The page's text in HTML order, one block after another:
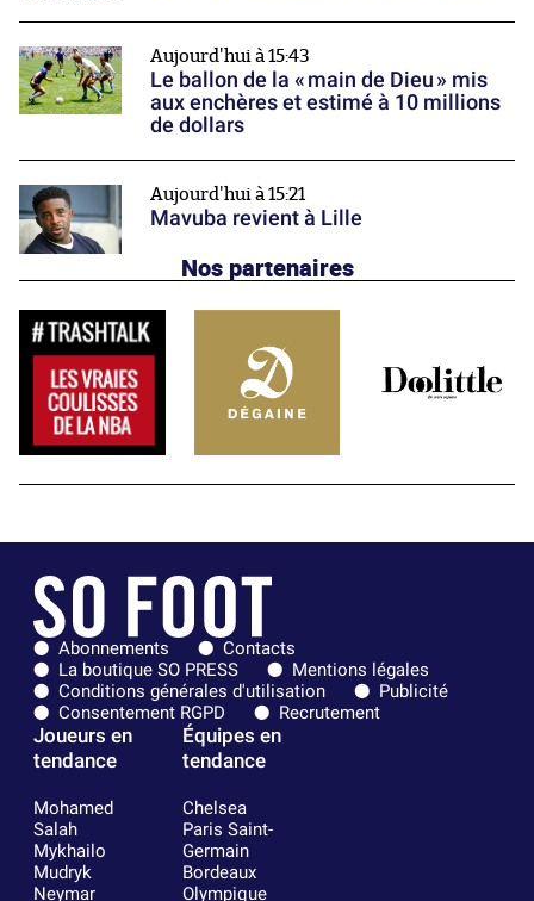
Aujourd'hui à 15:43
Le ballon de la « main de Dieu » mis
aux enchères et estimé à 10 millions
de dollars
Aujourd'hui à 15:21
Mavuba revient à Lille
Nos partenaires
Abonnements
Contacts
La boutique SO PRESS
Mentions légales
Conditions générales d'utilisation
Publicité
Consentement RGPD
Recrutement
Joueurs en
tendance
Mohamed
Salah
Mykhailo
Mudryk
Neymar
Équipes en
tendance
Chelsea
Paris Saint-
Germain
Bordeaux
Olympique